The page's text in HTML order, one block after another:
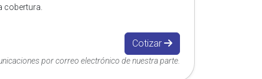
cobertura.
Cotizar
por correo electrónico de nuestra parte.